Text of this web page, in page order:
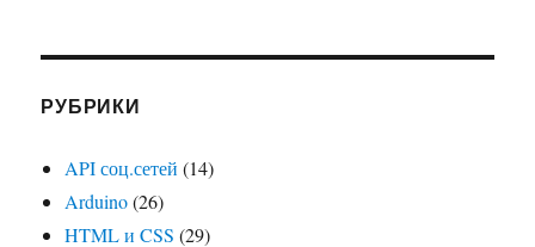
РУБРИКИ
API соц.сетей (14)
Arduino(26)
HTML и CSS (29)